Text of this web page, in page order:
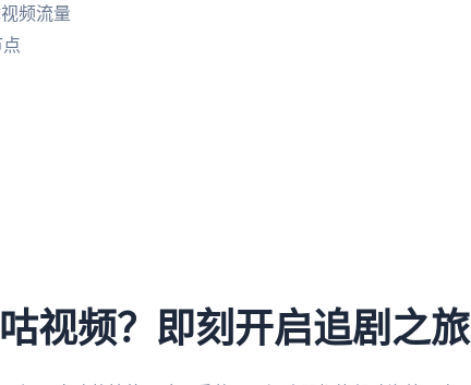
频流量
视频？即刻开启追剧之旅